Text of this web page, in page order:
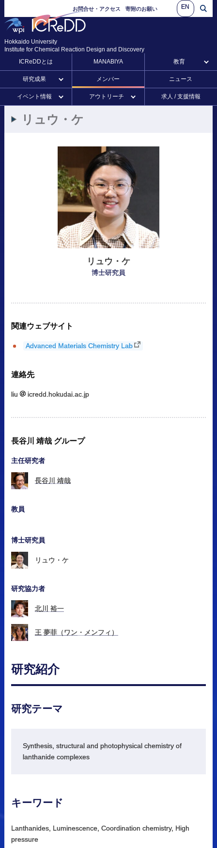
お問合せ・アクセス 寄附のお願い EN
Hokkaido University
Institute for Chemical Reaction Design and Discovery
ICReDDとは
MANABIYA 教育
研究成果 メンバー ニュース
イベント情報 アウトリーチ 求人 / 支援情報
リュウ ・ ケ
リュウ ・ ケ
博士研究員
関連ウェブサイト
Advanced Materials Chemistry Lab
連絡先
liu icredd.hokudai.ac.jp
長谷川 靖哉 グループ
主任研究者
長谷川 靖哉
教員
博士研究員
リュウ ・ ケ
研究協力者
北川 裕一
王 夢菲（ワン ・ メンフィ）
研究紹介
研究テーマ
Synthesis, structural and photophysical chemistry of
lanthanide complexes
キーワード
Lanthanides, Luminescence, Coordination chemistry, High
pressure